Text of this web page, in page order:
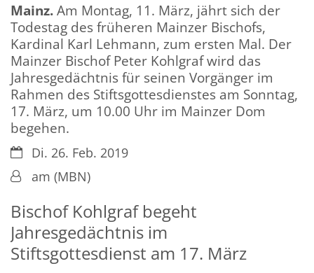
Mainz.Am Montag, 11. März, jährt sich der
Todestag des früheren Mainzer Bischofs,
Kardinal Karl Lehmann, zum ersten Mal. Der
Mainzer Bischof Peter Kohlgraf wird das
Jahresgedächtnis für seinen Vorgänger im
Rahmen des Stiftsgottesdienstes am Sonntag,
17. März, um 10.00 Uhr im Mainzer Dom
begehen.
Datum:Di. 26. Feb. 2019
Von:am (MBN)
Bischof Kohlgraf begeht
Jahresgedächtnis im
Stiftsgottesdienst am 17. März